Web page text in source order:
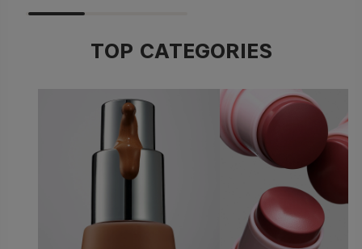
TOP CATEGORIES